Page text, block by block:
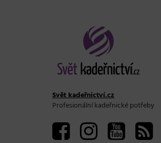
Svět kadeřnictví.cz
Profesionální kadeřnické potřeby